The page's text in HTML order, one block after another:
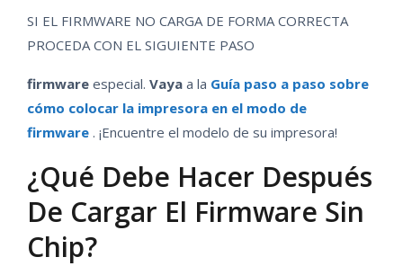
SI EL FIRMWARE NO CARGA DE FORMA CORRECTA
PROCEDA CON EL SIGUIENTE PASO
firmware especial. Vaya a la Guía paso a paso sobre
cómo colocar la impresora en el modo de
firmware . ¡Encuentre el modelo de su impresora!
¿Qué Debe Hacer Después
De Cargar El Firmware Sin
Chip?